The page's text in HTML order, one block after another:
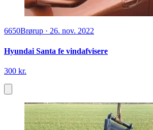
6650Brørup · 26. nov. 2022
Hyundai Santa fe vindafvisere
300 kr.